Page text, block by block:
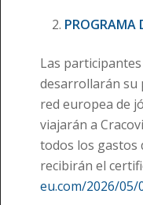
Las
desarrollarán su
red europea de
viajarán a
todos los gastos
recibirán el
eu.com/2026/